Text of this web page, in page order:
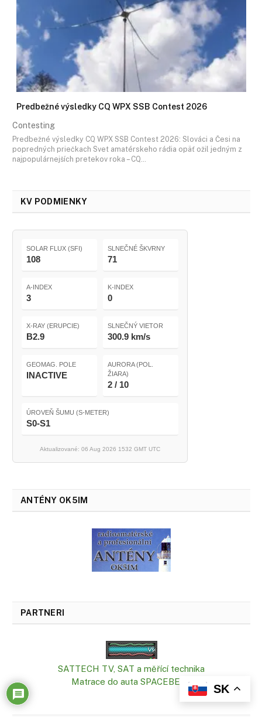
Predbežné výsledky CQ WPX SSB Contest 2026
Contesting
Predbežné výsledky CQ WPX SSB Contest 2026: Slováci a Česi na
popredných priečkach Svet amatérskeho rádia opäť ožil jedným z
najpopulárnejších pretekov roka – CQ…
KV PODMIENKY
SOLAR FLUX (SFI)
108
SLNEČNÉ ŠKVRNY
71
A-INDEX
3
K-INDEX
0
X-RAY (ERUPCIE)
B2.9
SLNEČNÝ VIETOR
300.9 km/s
GEOMAG. POLE
INACTIVE
AURORA (POL.
ŽIARA)
2 / 10
ÚROVEŇ ŠUMU (S-METER)
S0-S1
Aktualizované: 06 Aug 2026 1532 GMT UTC
ANTÉNY OK5IM
PARTNERI
SATTECH TV, SAT a měřící technika
Matrace do auta SPACEBED®
SK